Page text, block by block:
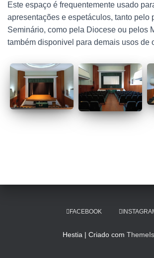
Este espaço é frequentemente usado
apresentações e espetáculos, tanto pelo
Seminário, como pela Diocese ou pelos
também disponivel para demais usos de
FACEBOOK
Hestia | Criado com